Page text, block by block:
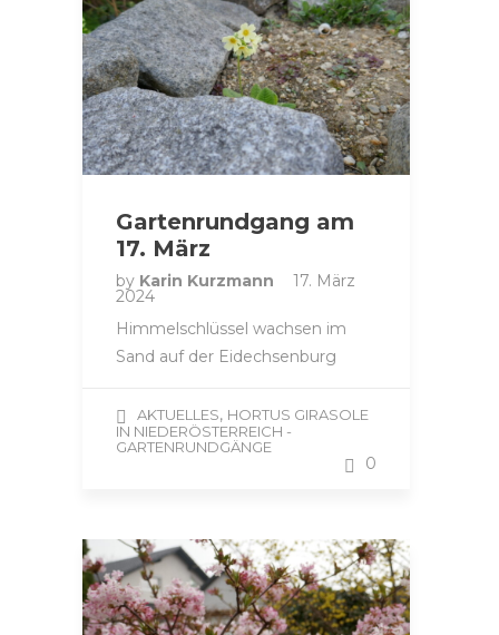
Gartenrundgang am
17. März
by Karin Kurzmann 17. März
2024
Himmelschlüssel wachsen im
Sand auf der Eidechsenburg
AKTUELLES, HORTUS GIRASOLE
IN NIEDERÖSTERREICH -
GARTENRUNDGÄNGE
0